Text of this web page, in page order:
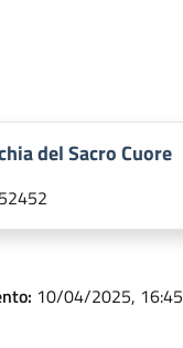
del Sacro Cuore
10/04/2025, 16:45